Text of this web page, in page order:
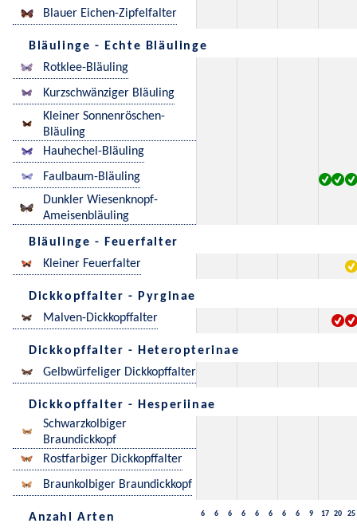
Blauer Eichen-Zipfelfalter
Bläulinge - Echte Bläulinge
Rotklee-Bläuling
Kurzschwänziger Bläuling
Kleiner Sonnenröschen-
Bläuling
Hauhechel-Bläuling
Faulbaum-Bläuling
Dunkler Wiesenknopf-
Ameisenbläuling
Bläulinge - Feuerfalter
Kleiner Feuerfalter
Dickkopffalter - Pyrginae
Malven-Dickkopffalter
Dickkopffalter - Heteropterinae
Gelbwürfeliger Dickkopffalter
Dickkopffalter - Hesperiinae
Schwarzkolbiger
Braundickkopf
Rostfarbiger Dickkopffalter
Braunkolbiger Braundickkopf
Anzahl Arten 6 6 6 6 6 6 6 6 9 17 20 25